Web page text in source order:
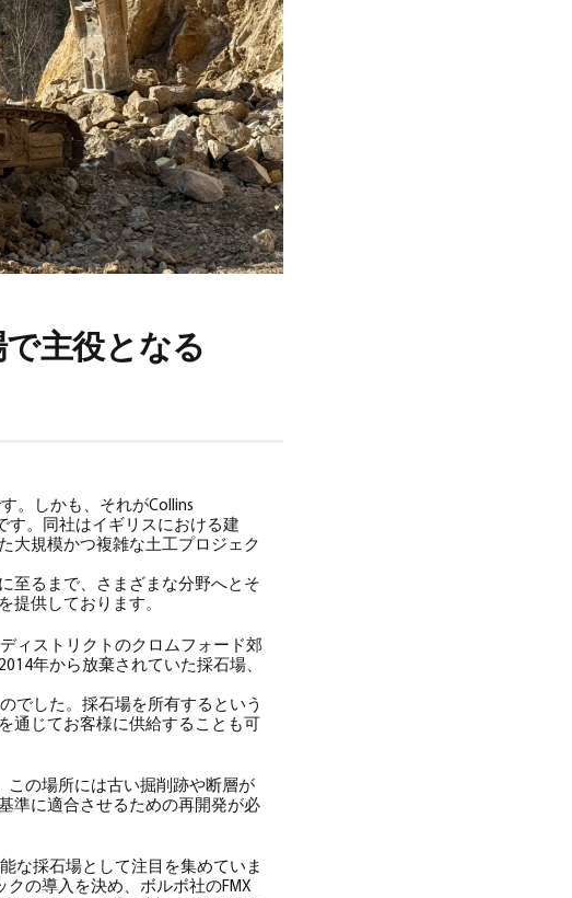
主役となる
。しかも、それがCollins
す。同社はイギリスにおける建
大規模かつ複雑な土工プロジェク
至るまで、さまざまな分野へとそ
提供しております。
ィストリクトのクロムフォード郊
年から放棄されていた採石場、
でした。採石場を所有するという
通じてお客様に供給することも可
この場所には古い掘削跡や断層が
準に適合させるための再開発が必
な採石場として注目を集めていま
の導入を決め、ボルボ社のFMX